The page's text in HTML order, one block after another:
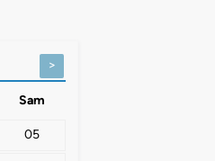
>
Sam
05